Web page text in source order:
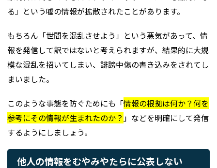
る」という嘘の情報が拡散されたことがあります。
もちろん「世間を混乱させよう」という悪気があって、情
報を発信して訳ではないと考えられますが、結果的に大規
模な混乱を招いてしまい、誹謗中傷の書き込みをされてし
まいました。
このような事態を防ぐためにも「情報の根拠は何か？何を
参考にその情報が生まれたのか？」などを明確にして発信
するようにしましょう。
他人の情報をむやみやたらに公表しない